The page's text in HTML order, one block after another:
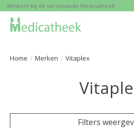
Welkom bij de vernieuwde Medicatheek
Home / Merken / Vitaplex
Filters